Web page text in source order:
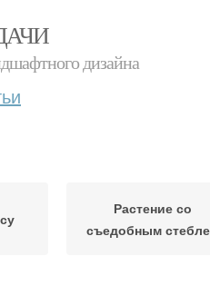
дизайна
Растение со
съедобным